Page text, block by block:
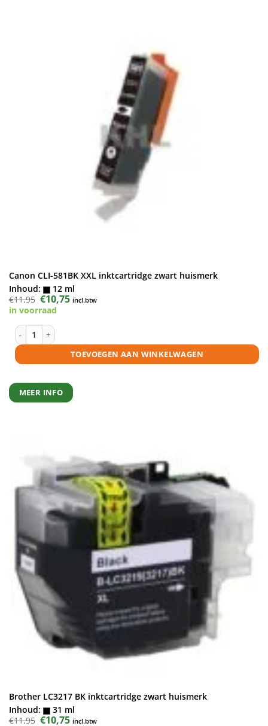
Canon CLI-581BK XXL inktcartridge zwart huismerk
Inhoud:
12 ml
€11,95 Oorspronkelijke
prijs
was:
€10,75Huidige
prijs
incl.btw
in voorraad
Canon CLI-581BK XXL inktcartridge zwart huismerk aantal
TOEVOEGEN AAN WINKELWAGEN
MEER INFO
Brother LC3217 BK inktcartridge zwart huismerk
Inhoud:
31 ml
€11,95 Oorspronkelijke
€10,75Huidige
incl.btw